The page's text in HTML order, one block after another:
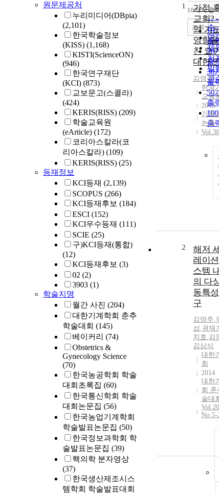
원문제공처
누리미디어(DBpia)
(2,101)
한국학술정보
(KISS) (1,168)
KISTI(ScienceON)
(946)
한국연구재단
(KCI) (873)
교보문고(스콜라)
(424)
KERIS(RISS) (209)
학술교육원
(eArticle) (172)
코리아스칼라(코
리아스칼라) (109)
KERIS(RISS) (25)
등재정보
KCI등재 (2,139)
SCOPUS (266)
KCI등재후보 (184)
ESCI (152)
KCI우수등재 (111)
SCIE (25)
구)KCI등재(통합)
(12)
KCI등재후보 (3)
02 (2)
3903 (1)
학술지명
월간 사진 (204)
대한기계학회 춘추
학술대회 (145)
베이커리 (74)
Obstetrics &
Gynecology Science
(70)
한국농공학회 학술
대회초록집 (60)
한국통신학회 학술
대회논문집 (56)
한국농업기계학회
학술발표논문집 (50)
한국정보과학회 학
술발표논문집 (39)
핵의학 분자영상
(37)
한국생산제조시스
템학회 학술발표대회
순
인
순
연
제
저
발
관
내
10개씩 출
10
출
20
출
30
출
50
출
출
조회
1
가정
교회?
의 기
영향
친 요
대한
김영주
한국
교육
2013
기독
논총
2
해저
레이
스템
의 다
동특
구
김영주,
섭 ,권재
치호,김
김상식
대한
회
2014
대한
회 춘
술대
No.5-